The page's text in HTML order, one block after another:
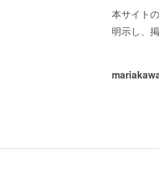
本サイト
明示し、